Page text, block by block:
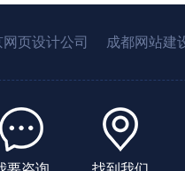
页设计公司 成都网站建